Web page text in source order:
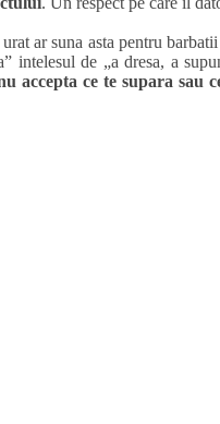
ar suna asta pentru
intelesul de „a dresa, a
accepta ce te supara sau